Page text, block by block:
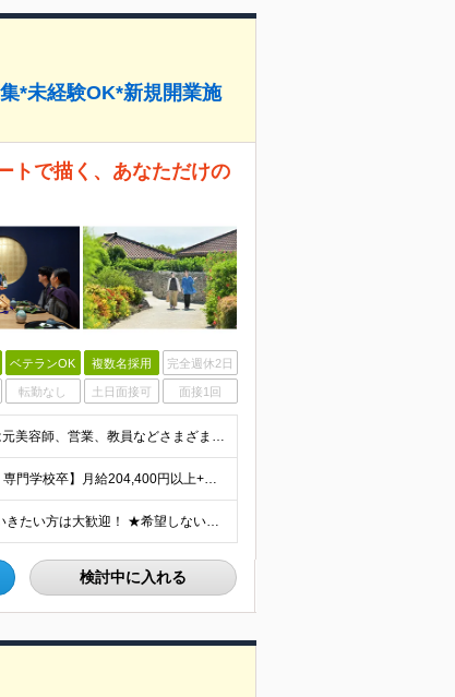
*未経験OK*新規開業施
トで描く、あなただけの
ベテランOK 複数名採用 完全週休2日
転勤なし 土日面接可 面接1回
■学歴不問 ■未経験・第二新卒歓迎 キャリア入社のメンバーは元美容師、営業、教員などさまざま！ これまでの経験やあなたらしい視点を活かして よりよいサービスを生み出していきましょう！
【大卒以上】月給240,800円以上+賞与2回+各種手当 【短大・専門学校卒】月給204,400円以上+賞与2回+各種手当 【上記以外】月給187,000円以上+賞与2回+各種手当 ※経験、資格、能
★全国の施設で募集！オープニング施設でサービスを作っていきたい方は大歓迎！ ★希望しない転勤は原則なし 【積極採用エリア】 ■界 蔵王（26年10月開業予定） ※開業前に入社された場合、全国の星野リ
検討中に入れる